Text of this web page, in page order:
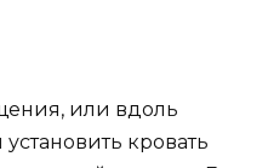
или вдоль
кровать